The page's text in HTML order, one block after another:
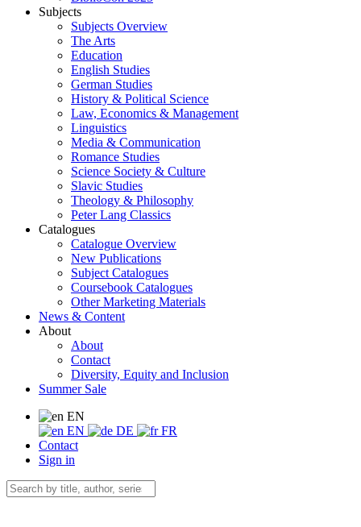
Subjects
Subjects Overview
The Arts
Education
English Studies
German Studies
History & Political Science
Law, Economics & Management
Linguistics
Media & Communication
Romance Studies
Science Society & Culture
Slavic Studies
Theology & Philosophy
Peter Lang Classics
Catalogues
Catalogue Overview
New Publications
Subject Catalogues
Coursebook Catalogues
Other Marketing Materials
News & Content
About
About
Contact
Diversity, Equity and Inclusion
Summer Sale
EN
EN
DE
FR
Contact
Sign in